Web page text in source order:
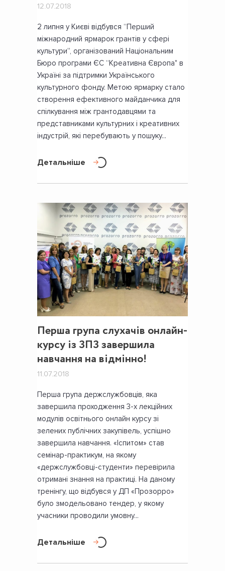
12.07.2018
2 липня у Києві відбувся “Перший
міжнародний ярмарок грантів у сфері
культури”, організований Національним
Бюро програми ЄС “Креативна Європа" в
Україні за підтримки Українського
культурного фонду. Метою ярмарку стало
створення ефективного майданчика для
спілкування між грантодавцями та
представниками культурних і креативних
індустрій, які перебувають у пошуку...
Детальніше
Перша група слухачів онлайн-
курсу із ЗПЗ завершила
навчання на відмінно!
11.07.2018
Перша група держслужбовців, яка
завершила проходження 3-х лекційних
модулів освітнього онлайн курсу зі
зелених публічних закупівель, успішно
завершила навчання. «Іспитом» став
семінар-практикум, на якому
«держслужбовці-студенти» перевірила
отримані знання на практиці. На даному
тренінгу, що відбувся у ДП «Прозорро»
було змодельовано тендер, у якому
учасники проводили умовну...
Детальніше